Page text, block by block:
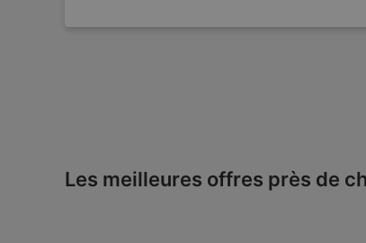
Les meilleures offres près de